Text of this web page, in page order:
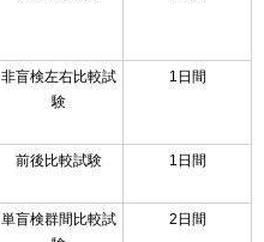
非盲検左右比較試
験
1日間
前後比較試験 1日間
単盲検群間比較試
2日間